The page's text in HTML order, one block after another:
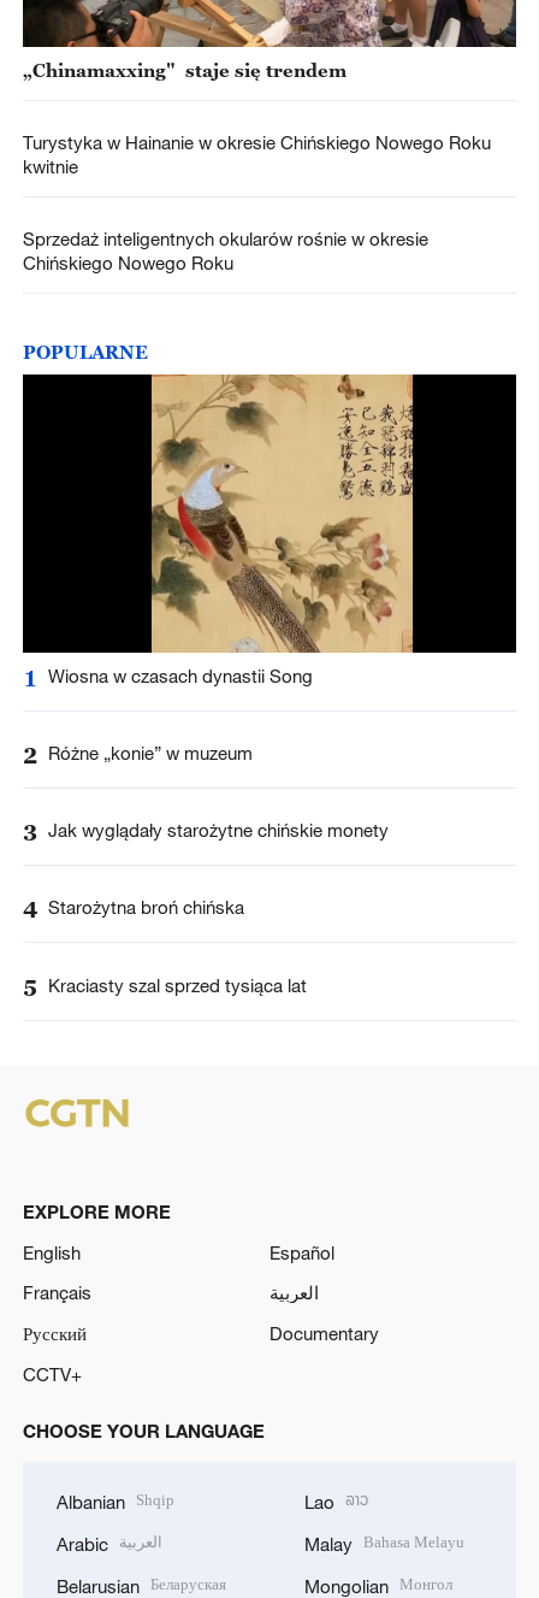
„Chinamaxxing" staje się trendem
Turystyka w Hainanie w okresie Chińskiego Nowego Roku
kwitnie
Sprzedaż inteligentnych okularów rośnie w okresie
Chińskiego Nowego Roku
POPULARNE
1 Wiosna w czasach dynastii Song
2 Różne „konie” w muzeum
3 Jak wyglądały starożytne chińskie monety
4 Starożytna broń chińska
5 Kraciasty szal sprzed tysiąca lat
EXPLORE MORE
English
Español
Français
العربية
Русский
Documentary
CCTV+
CHOOSE YOUR LANGUAGE
Albanian Shqip
Arabic العربية
Belarusian Беларуская
Lao ລາວ
Malay Bahasa Melayu
Mongolian Монгол